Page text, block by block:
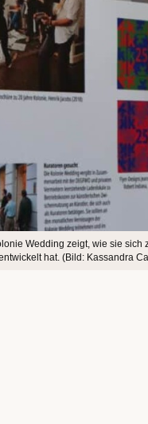
Wedding zeigt, wie sie sich
hat. (Bild: Kassandra